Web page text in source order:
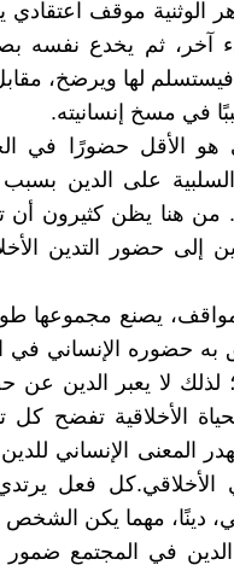
الوثنية موقف اعتقادي
ثم يخدع نفسه
فيستسلم لها ويرضخ،
في مسخ إنسانيته.
هو الأقل حضورًا في
السلبية على الدين
هنا يظن كثيرون أن
إلى حضور التدين
مواقف، يصنع مجموعها
حضوره الإنساني في
لذلك لا يعبر الدين
الأخلاقية تفضح كل
المعنى الإنساني
الأخلاقي.كل فعل
دينًا، مهما يكن الشخص
في المجتمع ضمور